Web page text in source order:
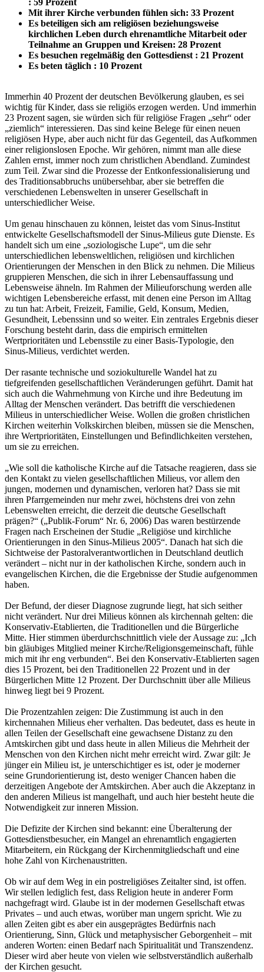
Mit ihrer Kirche verbunden fühlen sich: 33 Prozent
Es beteiligen sich am religiösen beziehungsweise
kirchlichen Leben durch ehrenamtliche Mitarbeit oder
Teilnahme an Gruppen und Kreisen: 28 Prozent
Es besuchen regelmäßig den Gottesdienst : 21 Prozent
Es beten täglich : 10 Prozent
Immerhin 40 Prozent der deutschen Bevölkerung glauben, es sei
wichtig für Kinder, dass sie religiös erzogen werden. Und immerhin
23 Prozent sagen, sie würden sich für religiöse Fragen „sehr“ oder
„ziemlich“ interessieren. Das sind keine Belege für einen neuen
religiösen Hype, aber auch nicht für das Gegenteil, das Aufkommen
einer religionslosen Epoche. Wir gehören, nimmt man alle diese
Zahlen ernst, immer noch zum christlichen Abendland. Zumindest
zum Teil. Zwar sind die Prozesse der Entkonfessionalisierung und
des Traditionsabbruchs unübersehbar, aber sie betreffen die
verschiedenen Lebenswelten in unserer Gesellschaft in
unterschiedlicher Weise.
Um genau hinschauen zu können, leistet das vom Sinus-Institut
entwickelte Gesellschaftsmodell der Sinus-Milieus gute Dienste. Es
handelt sich um eine „soziologische Lupe“, um die sehr
unterschiedlichen lebensweltlichen, religiösen und kirchlichen
Orientierungen der Menschen in den Blick zu nehmen. Die Milieus
gruppieren Menschen, die sich in ihrer Lebensauffassung und
Lebensweise ähneln. Im Rahmen der Milieuforschung werden alle
wichtigen Lebensbereiche erfasst, mit denen eine Person im Alltag
zu tun hat: Arbeit, Freizeit, Familie, Geld, Konsum, Medien,
Gesundheit, Lebenssinn und so weiter. Ein zentrales Ergebnis dieser
Forschung besteht darin, dass die empirisch ermittelten
Wertprioritäten und Lebensstile zu einer Basis-Typologie, den
Sinus-Milieus, verdichtet werden.
Der rasante technische und soziokulturelle Wandel hat zu
tiefgreifenden gesellschaftlichen Veränderungen geführt. Damit hat
sich auch die Wahrnehmung von Kirche und ihre Bedeutung im
Alltag der Menschen verändert. Das betrifft die verschiedenen
Milieus in unterschiedlicher Weise. Wollen die großen christlichen
Kirchen weiterhin Volkskirchen bleiben, müssen sie die Menschen,
ihre Wertprioritäten, Einstellungen und Befindlichkeiten verstehen,
um sie zu erreichen.
„Wie soll die katholische Kirche auf die Tatsache reagieren, dass sie
den Kontakt zu vielen gesellschaftlichen Milieus, vor allem den
jungen, modernen und dynamischen, verloren hat? Dass sie mit
ihren Pfarrgemeinden nur mehr zwei, höchstens drei von zehn
Lebenswelten erreicht, die derzeit die deutsche Gesellschaft
prägen?“ („Publik-Forum“ Nr. 6, 2006) Das waren bestürzende
Fragen nach Erscheinen der Studie „Religiöse und kirchliche
Orientierungen in den Sinus-Milieus 2005“. Danach hat sich die
Sichtweise der Pastoralverantwortlichen in Deutschland deutlich
verändert – nicht nur in der katholischen Kirche, sondern auch in
evangelischen Kirchen, die die Ergebnisse der Studie aufgenommen
haben.
Der Befund, der dieser Diagnose zugrunde liegt, hat sich seither
nicht verändert. Nur drei Milieus können als kirchennah gelten: die
Konservativ-Etablierten, die Traditionellen und die Bürgerliche
Mitte. Hier stimmen überdurchschnittlich viele der Aussage zu: „Ich
bin gläubiges Mitglied meiner Kirche/Religionsgemeinschaft, fühle
mich mit ihr eng verbunden“. Bei den Konservativ-Etablierten sagen
dies 15 Prozent, bei den Traditionellen 22 Prozent und in der
Bürgerlichen Mitte 12 Prozent. Der Durchschnitt über alle Milieus
hinweg liegt bei 9 Prozent.
Die Prozentzahlen zeigen: Die Zustimmung ist auch in den
kirchennahen Milieus eher verhalten. Das bedeutet, dass es heute in
allen Teilen der Gesellschaft eine gewachsene Distanz zu den
Amtskirchen gibt und dass heute in allen Milieus die Mehrheit der
Menschen von den Kirchen nicht mehr erreicht wird. Zwar gilt: Je
jünger ein Milieu ist, je unterschichtiger es ist, oder je moderner
seine Grundorientierung ist, desto weniger Chancen haben die
derzeitigen Angebote der Amtskirchen. Aber auch die Akzeptanz in
den anderen Milieus ist mangelhaft, und auch hier besteht heute die
Notwendigkeit zur inneren Mission.
Die Defizite der Kirchen sind bekannt: eine Überalterung der
Gottesdienstbesucher, ein Mangel an ehrenamtlich engagierten
Mitarbeitern, ein Rückgang der Kirchenmitgliedschaft und eine
hohe Zahl von Kirchenaustritten.
Ob wir auf dem Weg in ein postreligiöses Zeitalter sind, ist offen.
Wir stellen lediglich fest, dass Religion heute in anderer Form
nachgefragt wird. Glaube ist in der modernen Gesellschaft etwas
Privates – und auch etwas, worüber man ungern spricht. Wie zu
allen Zeiten gibt es aber ein ausgeprägtes Bedürfnis nach
Orientierung, Sinn, Glück und metaphysischer Geborgenheit – mit
anderen Worten: einen Bedarf nach Spiritualität und Transzendenz.
Dieser wird aber heute von vielen wie selbstverständlich außerhalb
der Kirchen gesucht.